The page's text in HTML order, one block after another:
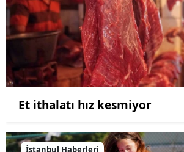
Et ithalatı hız kesmiyor
İstanbul Haberleri